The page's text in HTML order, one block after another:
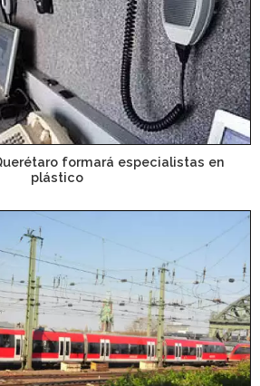
formará especialistas en
plástico